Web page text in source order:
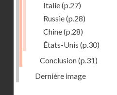
Italie(p.27)
Russie(p.28)
Chine(p.28)
États-Unis (p.30)
Conclusion(p.31)
Dernière image